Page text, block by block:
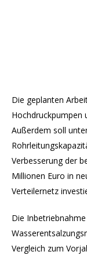
Die geplanten
Hochdruckpumpen
Außerdem soll
Verbesserung der
Millionen Euro in
Verteilernetz
Die
Vergleich zum